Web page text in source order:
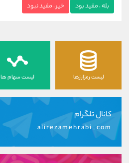
بله ، مفید بود خیر ، مفید نبود
لیست رمزارزها لیست سهام ها
کانال تلگرام
alirezamehrabi_com